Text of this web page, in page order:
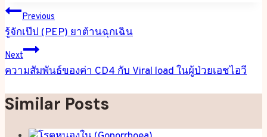
Post
navigation
Previous
รู้จักเป๊ป (PEP) ยาต้านฉุกเฉิน
Next
ความสัมพันธ์ของค่า CD4 กับ Viral load ในผู้ป่วยเอชไอวี
Similar Posts